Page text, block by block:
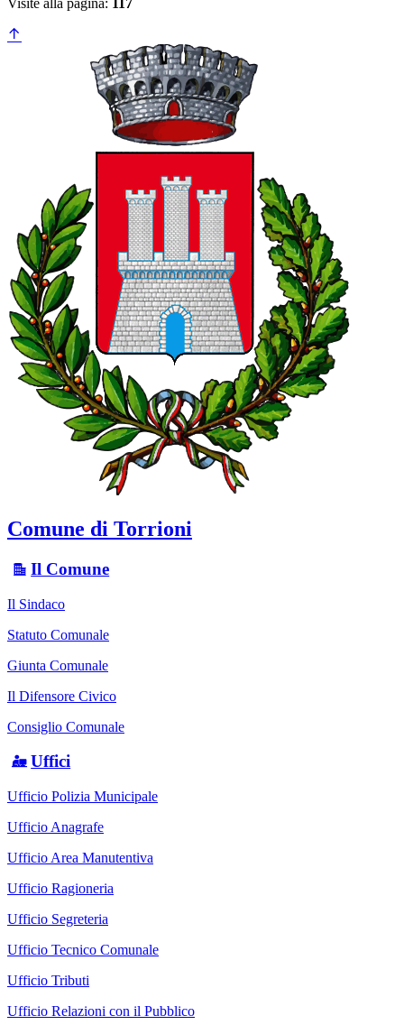
Visite alla pagina: 117
Comune di Torrioni
Il Comune
Il Sindaco
Statuto Comunale
Giunta Comunale
Il Difensore Civico
Consiglio Comunale
Uffici
Ufficio Polizia Municipale
Ufficio Anagrafe
Ufficio Area Manutentiva
Ufficio Ragioneria
Ufficio Segreteria
Ufficio Tecnico Comunale
Ufficio Tributi
Ufficio Relazioni con il Pubblico